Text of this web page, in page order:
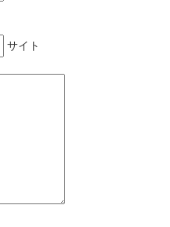
サイト